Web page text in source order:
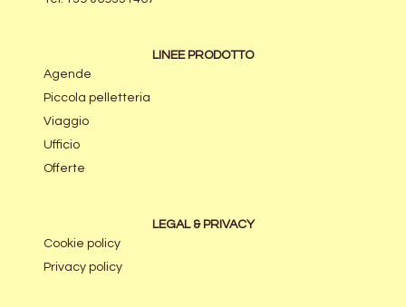
LINEE PRODOTTO
Agende
Piccola pelletteria
Viaggio
Ufficio
Offerte
LEGAL & PRIVACY
Cookie policy
Privacy policy